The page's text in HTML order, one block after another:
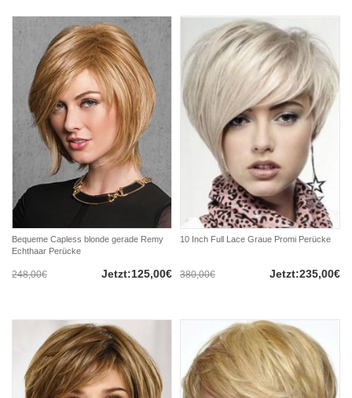
Bequeme Capless blonde gerade Remy
Echthaar Perücke
248,00€ Jetzt:125,00€
10 Inch Full Lace Graue Promi Perücke
380,00€ Jetzt:235,00€